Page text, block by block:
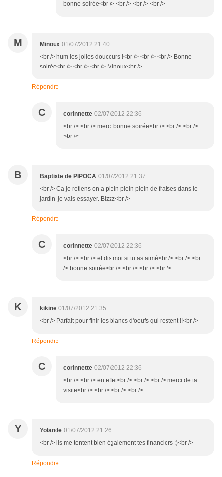
bonne soirée<br /> <br /> <br /> <br />
M Minoux 01/07/2012 21:40
<br /> hum les jolies douceurs !<br /> <br /> <br /> Bonne
soirée<br /> <br /> <br /> Minoux<br />
Répondre
C corinnette 02/07/2012 22:36
<br /> <br /> merci bonne soirée<br /> <br /> <br />
<br />
B Baptiste de PIPOCA 01/07/2012 21:37
<br /> Ca je retiens on a plein plein plein de fraises dans le
jardin, je vais essayer. Bizzz<br />
Répondre
C corinnette 02/07/2012 22:36
<br /> <br /> et dis moi si tu as aimé<br /> <br /> <br
/> bonne soirée<br /> <br /> <br /> <br />
K kikine 01/07/2012 21:35
<br /> Parfait pour finir les blancs d'oeufs qui restent !!<br />
Répondre
C corinnette 02/07/2012 22:36
<br /> <br /> en effet<br /> <br /> <br /> merci de ta
visite<br /> <br /> <br /> <br />
Y Yolande 01/07/2012 21:26
<br /> ils me tentent bien également tes financiers :)<br />
Répondre